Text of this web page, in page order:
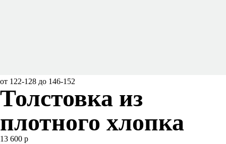
от 122-128 до 146-152
Толстовка из
плотного хлопка
13 600 р